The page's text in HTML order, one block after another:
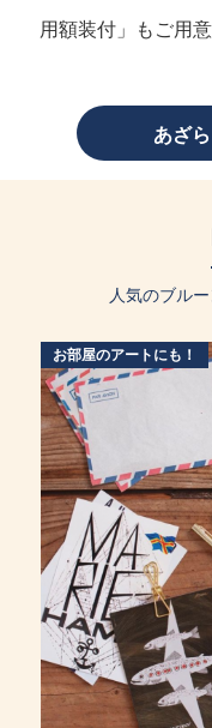
用額装付」もご用意
あざ
人気のブル
お部屋のアートにも！